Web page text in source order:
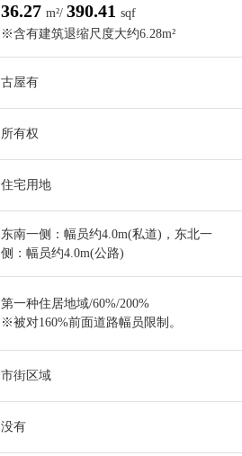
36.27 m²/ 390.41 sqf
※含有建筑退缩尺度大约6.28m²
古屋有
所有权
住宅用地
东南一侧：幅员约4.0m(私道)，东北一
侧：幅员约4.0m(公路)
第一种住居地域/60%/200%
※被对160%前面道路幅员限制。
市街区域
没有